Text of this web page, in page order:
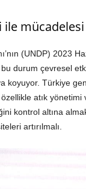
ile mücadelesi
(UNDP) 2023
durum çevresel
koyuyor. Türkiye
atık
kontrol altına
artırılmalı.